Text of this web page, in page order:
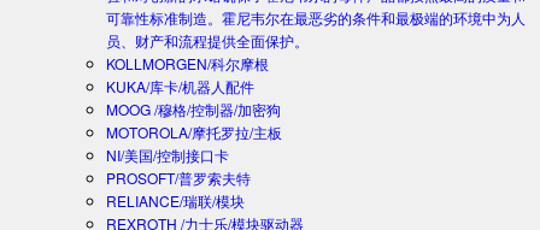
可靠性标准制造。霍尼韦尔在最恶劣的条件和最极端的环境中为人
员、财产和流程提供全面保护。
KOLLMORGEN/科尔摩根
KUKA/库卡/机器人配件
MOOG /穆格/控制器/加密狗
MOTOROLA/摩托罗拉/主板
NI/美国/控制接口卡
PROSOFT/普罗索夫特
RELIANCE/瑞联/模块
REXROTH /力士乐/模块驱动器